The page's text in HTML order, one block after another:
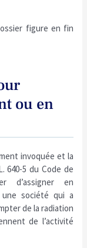
figure en fin
ou en
invoquée et la
640-5 du Code de
d’assigner en
une société qui a
de la radiation
de l’activité